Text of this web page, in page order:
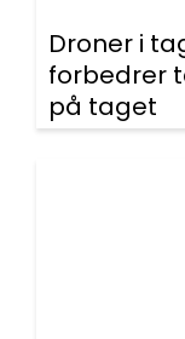
Droner i
forbedrer
på taget